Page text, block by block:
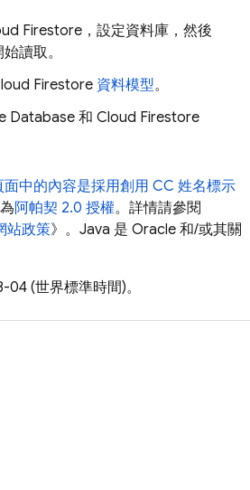
Firestore ，設定資料庫，然後
讀取。
Firestore 資料模型。
Database和 Cloud Firestore
中的內容是採用創用 CC 姓名標示
阿帕契 2.0 授權。詳情請參閱
站政策》。Java 是 Oracle 和/或其關
(世界標準時間)。